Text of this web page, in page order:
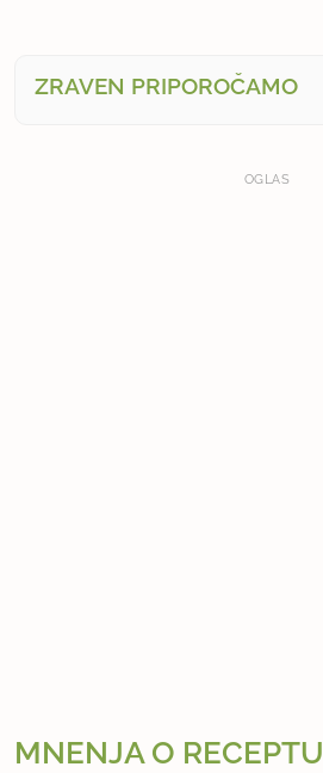
ZRAVEN PRIPOROČAMO
OGLAS
MNENJA O RECEPTU